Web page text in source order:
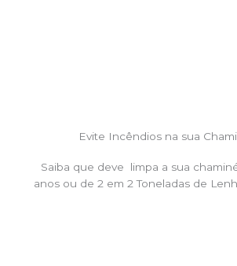
Evite Incêndios na sua
Saiba que deve limpa a sua
anos ou de 2 em 2 Toneladas de